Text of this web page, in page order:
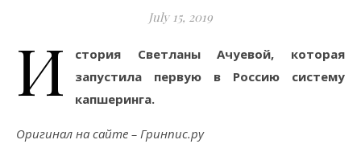
July 15, 2019
И
стория Светланы Ачуевой, которая
запустила первую в Россию систему
капшеринга.
Оригинал на сайте – Гринпис.ру